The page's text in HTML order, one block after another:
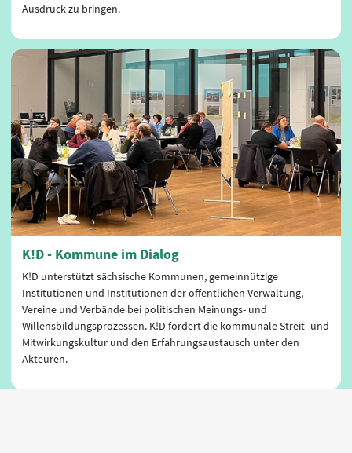
Ausdruck zu bringen.
K!D - Kommune im Dialog
K!D unterstützt sächsische Kommunen, gemeinnützige
Institutionen und Institutionen der öffentlichen Verwaltung,
Vereine und Verbände bei politischen Meinungs- und
Willensbildungsprozessen. K!D fördert die kommunale Streit- und
Mitwirkungskultur und den Erfahrungsaustausch unter den
Akteuren.